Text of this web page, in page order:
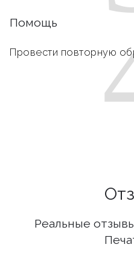
Помощь
Провести повторную
Реальные